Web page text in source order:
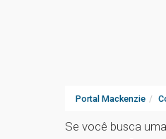
Portal Mackenzie
Se você busca